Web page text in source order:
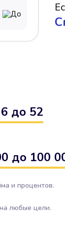
До
до 52
до 100
и процентов.
любые цели.